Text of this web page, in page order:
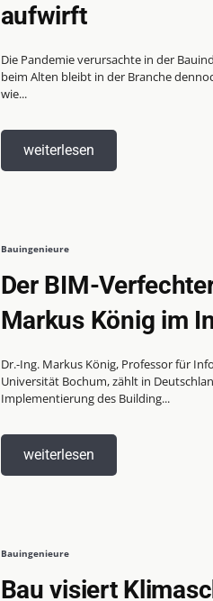
aufwirft
Die Pandemie verursachte in der
beim Alten bleibt in der Branche
wie...
weiterlesen
Bauingenieure
Der BIM-
Markus König im
Dr.-Ing. Markus König, Professor für
Universität Bochum, zählt in
Implementierung des Building...
weiterlesen
Bauingenieure
Bau visiert